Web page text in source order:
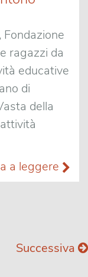
Fondazione
ragazzi da
educative
di
della
a leggere
Successiva